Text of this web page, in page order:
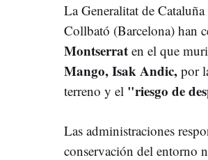
La Generalitat de
Collbató (Barcelona) han
Montserrat en el que
Mango,Isak Andic, por
terreno y el "riesgo de
Las administraciones
conservación del entorno